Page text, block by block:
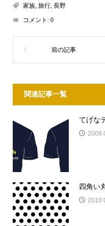
家族, 旅行, 長野
コメント: 0
関連記事一覧
てげな
四角い